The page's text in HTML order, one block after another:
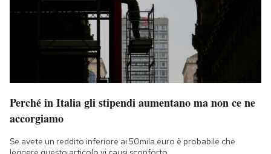
Perché in Italia gli stipendi aumentano ma non ce ne
accorgiamo
Se avete un reddito inferiore ai 50mila euro è probabile che